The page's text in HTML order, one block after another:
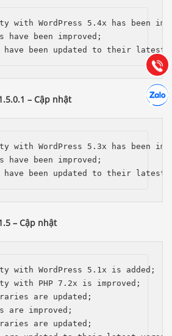
with WordPress 5.4x has been
have been improved;
been updated to their latest
– Cập nhật
with WordPress 5.3x has been
have been improved;
been updated to their latest
– Cập nhật
with WordPress 5.1x is added;
with PHP 7.2x is improved;
are updated;
are improved;
are updated;
Gọi
Hướng dẫn & Hỗ trợ:
(028) 22.166.144
Chát